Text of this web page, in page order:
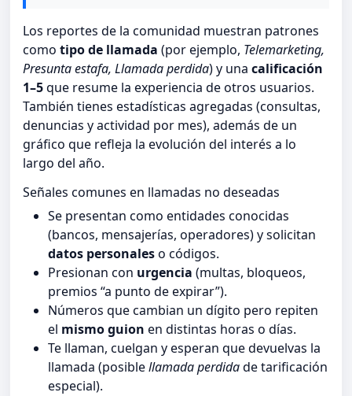
Los reportes de la comunidad muestran patrones
como tipo de llamada (por ejemplo, Telemarketing,
Presunta estafa, Llamada perdida) y una calificación
1–5que resume la experiencia de otros usuarios.
También tienes estadísticas agregadas (consultas,
denuncias y actividad por mes), además de un
gráfico que refleja la evolución del interés a lo
largo del año.
Señales comunes en llamadas no deseadas
Se presentan como entidades conocidas
(bancos, mensajerías, operadores) y solicitan
datos personaleso códigos.
Presionan con urgencia (multas, bloqueos,
premios “a punto de expirar”).
Números que cambian un dígito pero repiten
el mismo guion en distintas horas o días.
Te llaman, cuelgan y esperan que devuelvas la
llamada (posiblellamada perdidade tarificación
especial).